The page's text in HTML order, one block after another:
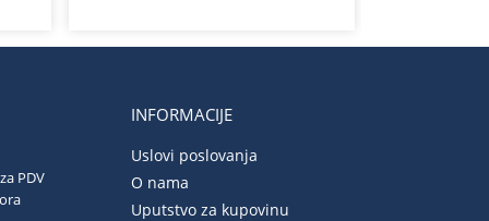
PDV
INFORMACIJE
Uslovi poslovanja
O nama
Uputstvo za kupovinu